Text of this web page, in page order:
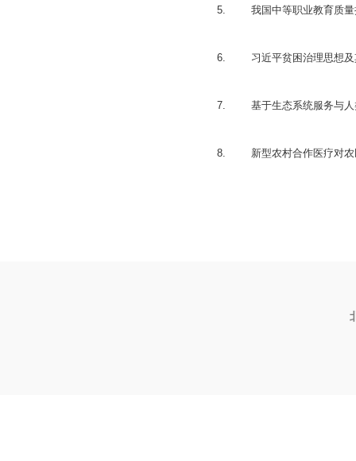
5. 我国中等职业教育质
6. 习近平贫困治理思想
7. 基于生态系统服务与
8. 新型农村合作医疗对